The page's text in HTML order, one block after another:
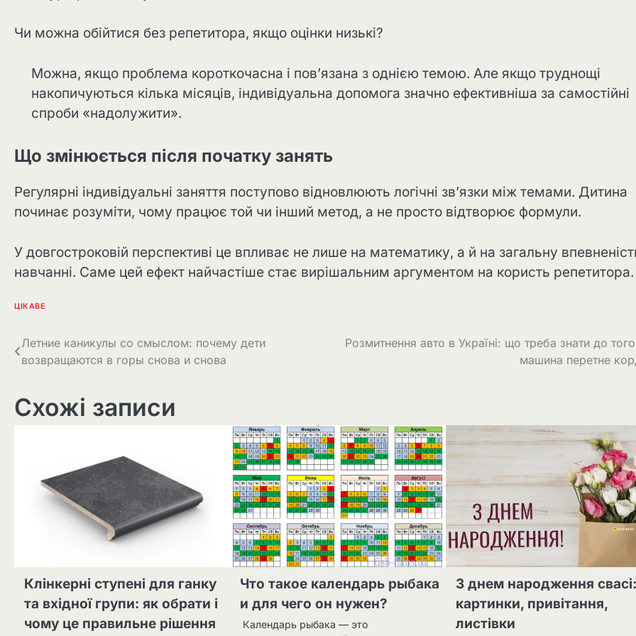
Чи можна обійтися без репетитора, якщо оцінки низькі?
Можна, якщо проблема короткочасна і пов’язана з однією темою. Але якщо труднощі
накопичуються кілька місяців, індивідуальна допомога значно ефективніша за самостійні
спроби «надолужити».
Що змінюється після початку занять
Регулярні індивідуальні заняття поступово відновлюють логічні зв’язки між темами. Дитина
починає розуміти, чому працює той чи інший метод, а не просто відтворює формули.
У довгостроковій перспективі це впливає не лише на математику, а й на загальну
навчанні. Саме цей ефект найчастіше стає вирішальним аргументом на користь репетитора.
ЦІКАВЕ
Навігація
записів
Летние каникулы со смыслом: почему дети
возвращаются в горы снова и снова
Розмитнення авто в Україні: що треба знати до
машина перетне
Схожі записи
Клінкерні ступені для ганку
та вхідної групи: як обрати і
чому це правильне рішення
Что такое календарь рыбака
и для чего он нужен?
Календарь рыбака — это
З днем народження
картинки, привітання,
листівки